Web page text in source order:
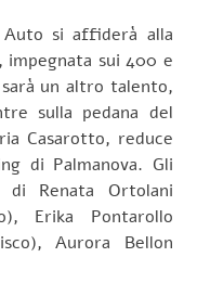
si affiderà alla
impegnata sui 400 e
un altro talento,
sulla pedana del
Casarotto, reduce
di Palmanova. Gli
Renata Ortolani
Erika Pontarollo
Aurora Bellon